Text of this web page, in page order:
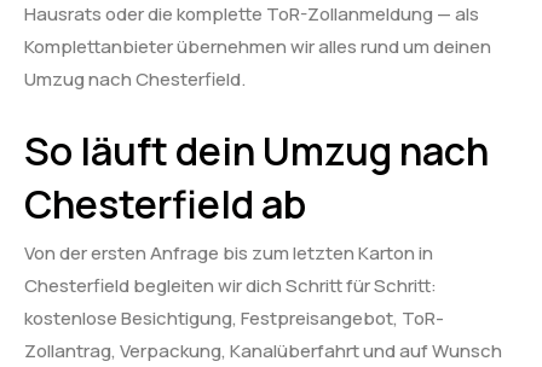
Hausrats oder die komplette ToR-Zollanmeldung — als
Komplettanbieter übernehmen wir alles rund um deinen
Umzug nach Chesterfield.
So läuft dein Umzug nach
Chesterfield ab
Von der ersten Anfrage bis zum letzten Karton in
Chesterfield begleiten wir dich Schritt für Schritt:
kostenlose Besichtigung, Festpreisangebot, ToR-
Zollantrag, Verpackung, Kanalüberfahrt und auf Wunsch